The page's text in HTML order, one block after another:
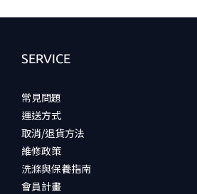
SERVICE
常見問題
運送方式
取消/退貨方法
維修政策
洗滌與保養指南
會員計畫